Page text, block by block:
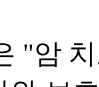
"암